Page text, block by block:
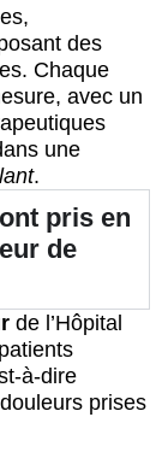
des
Chaque
avec un
une
.
pris en
de
de l’Hôpital
à-dire
prises